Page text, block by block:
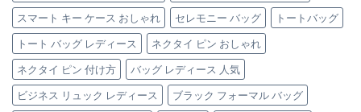
革
バ
ッ
グ
3
選
は
大
人
可
愛
い
「極
上
本
スマート キー ケース おしゃれ
セレモニー バッグ
トートバッグ
トート バッグ レディース
ネクタイ ピン おしゃれ
ネクタイ ピン 付け方
バッグ レディース 人気
ビジネス リュック レディース
ブラック フォーマル バッグ